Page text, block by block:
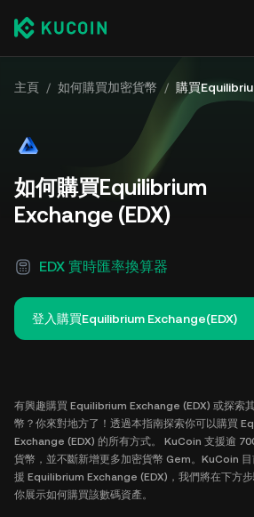
主頁 / 如何購買加密貨幣 / 購買
如何購買Equilibrium
Exchange (EDX)
EDX 實時匯率換算器
登入購買Equilibrium Exchange(EDX)
有興趣購買 Equilibrium Exchange (EDX) 或探索
幣？你來對地方了！透過本指南探索你可以購買
Exchange (EDX) 的所有方式。 KuCoin 支援逾
貨幣，並不斷新增更多加密貨幣 Gem。KuCoin 目
援 Equilibrium Exchange (EDX)，我們將在下方步
你展示如何購買該數碼資產。